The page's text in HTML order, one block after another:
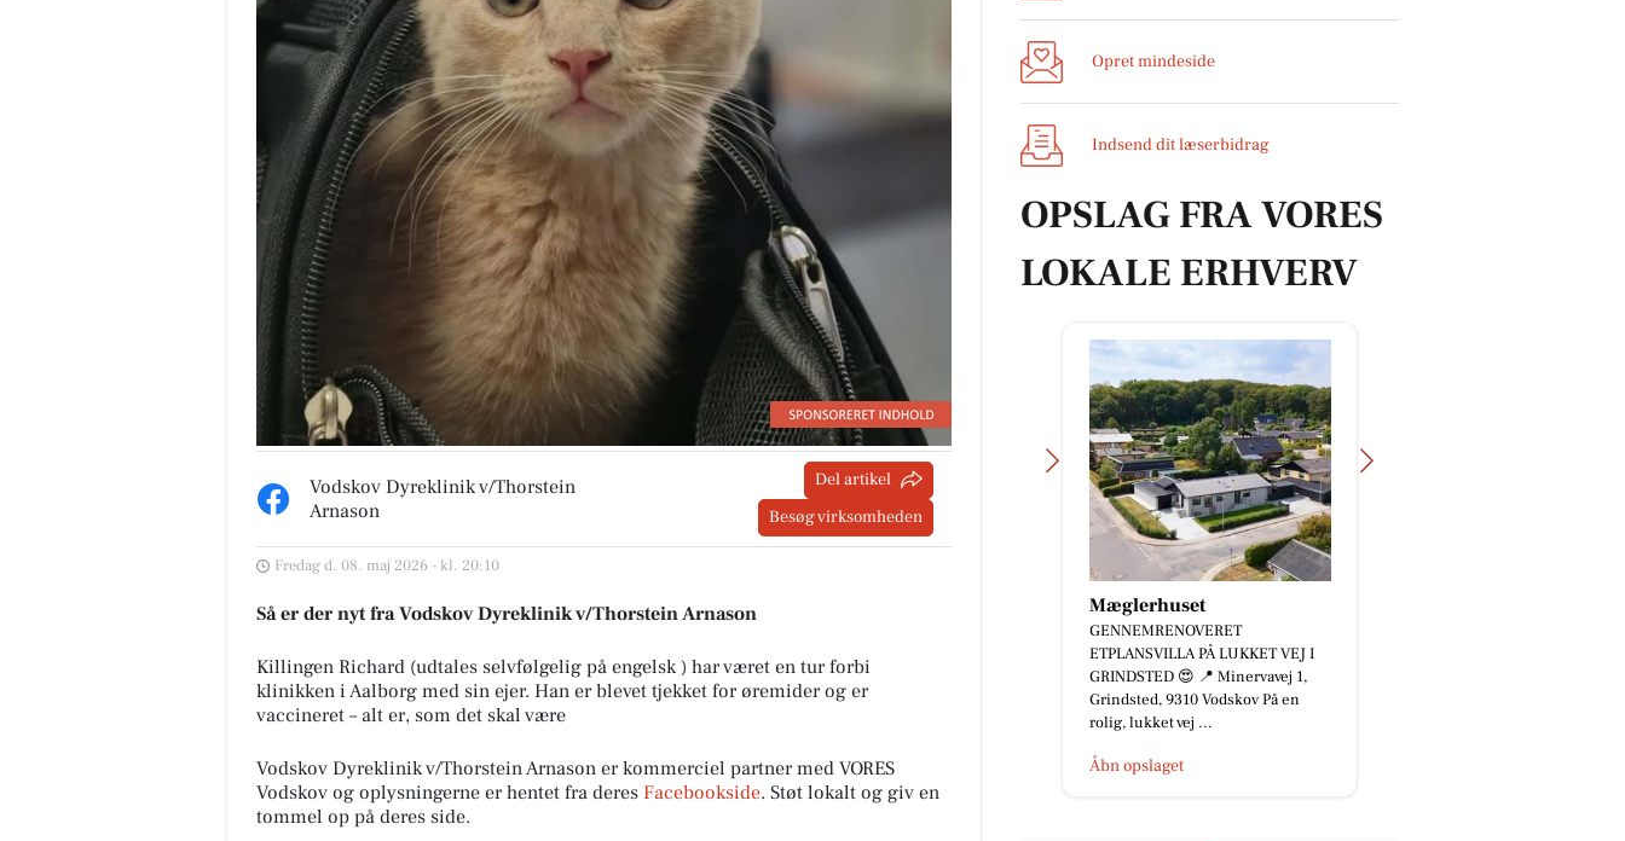
Vodskov Dyreklinik v/Thorstein
Arnason
Del artikel
Besøg virksomheden
Fredag d. 08. maj 2026 - kl. 20:10
Så er der nyt fra Vodskov Dyreklinik v/Thorstein Arnason
Killingen Richard (udtales selvfølgelig på engelsk ) har været en tur forbi
klinikken i Aalborg med sin ejer. Han er blevet tjekket for øremider og er
vaccineret – alt er, som det skal være
Vodskov Dyreklinik v/Thorstein Arnason er kommerciel partner med VORES
Vodskov og oplysningerne er hentet fra deres Facebookside. Støt lokalt og giv en
tommel op på deres side.
Opret mindeside
Indsend dit læserbidrag
OPSLAG FRA VORES
LOKALE ERHVERV
Vodskov Dyreklinik
Nye åbningstider og et nyt koncept
på vores klinikker 🐾 For at gøre det
endnu nemmere at være kunde
hos os, indfører vi nu ...
Åbn opslaget
Mæglerhuset
GRINDSTED 😍 📍 Minervavej 1,
Grindsted, 9310 Vodskov På en
Åbn opslaget
JK Auto ApS
⚡️ 𝟐 𝐗 𝐌𝐈𝐍𝐈 𝐀𝐂𝐄𝐌𝐀𝐍 𝐄 – 𝐊𝐔𝐍
𝟐𝟐𝟗.𝟖𝟎𝟎 𝐊𝐑. ⚡️ Er du på udkig efter
en kompakt og veludstyret elbil
med m...
Åbn opslaget